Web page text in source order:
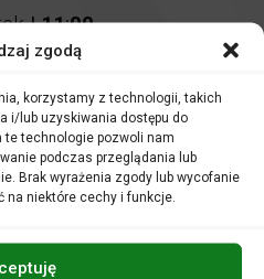
zgodą
korzystamy z technologii, takich
i/lub uzyskiwania dostępu do
technologie pozwoli nam
podczas przeglądania lub
Brak wyrażenia zgody lub wycofanie
na niektóre cechy i funkcje.
|11:00
Niebem: